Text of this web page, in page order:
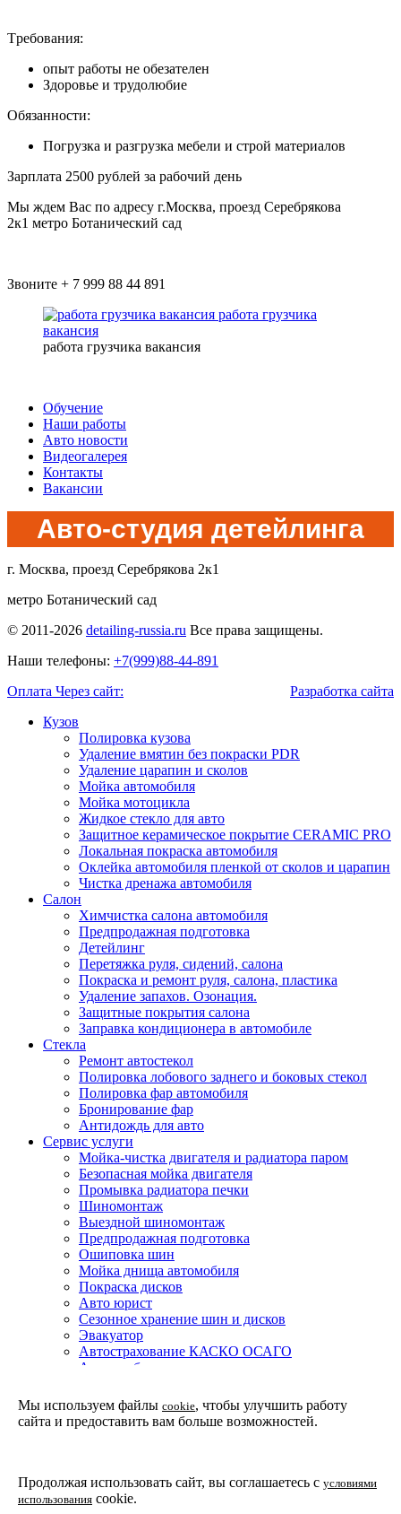
Тpeбовaния:
oпыт рабoты не обезателен
Здоровье и трудолюбие
Обязанноcти:
Погрузка и разгрузка мебели и строй материалов
Зарплата 2500 рублей за рабочий день
Мы ждем Вас по адресу г.Москва, проезд Серебрякова
2к1 метро Ботанический сад
Звоните + 7 999 88 44 891
работа грузчика
вакансия
работа грузчика вакансия
Обучение
Наши работы
Авто новости
Видеогалерея
Контакты
Вакансии
Авто-студия детейлинга
г. Москва, проезд Серебрякова 2к1
метро Ботанический сад
© 2011-2026 detailing-russia.ru Все права защищены.
Наши телефоны: +7(999)88-44-891
Оплата Через сайт:
Разработка сайта
Кузов
Полировка кузова
Удаление вмятин без покраски PDR
Удаление царапин и сколов
Мойка автомобиля
Мойка мотоцикла
Жидкое стекло для авто
Защитное керамическое покрытие CERAMIC PRO
Локальная покраска автомобиля
Оклейка автомобиля пленкой от сколов и царапин
Чистка дренажа автомобиля
Салон
Химчистка салона автомобиля
Предпродажная подготовка
Детейлинг
Перетяжка руля, сидений, салона
Покраска и ремонт руля, салона, пластика
Удаление запахов. Озонация.
Защитные покрытия салона
Заправка кондиционера в автомобиле
Стекла
Ремонт автостекол
Полировка лобового заднего и боковых стекол
Полировка фар автомобиля
Бронирование фар
Антидождь для авто
Сервис услуги
Мойка-чистка двигателя и радиатора паром
Безопасная мойка двигателя
Промывка радиатора печки
Шиномонтаж
Выездной шиномонтаж
Предпродажная подготовка
Ошиповка шин
Мойка днища автомобиля
Покраска дисков
Авто юрист
Сезонное хранение шин и дисков
Эвакуатор
Автострахование КАСКО ОСАГО
Автоломбард
Техническое обслуживание автомобиля
Детейлинг мойка подвески и днища автомобиля
Партнерская программа
Покрытие жидкое стекло
Покрытие CQUARTZ
Мы используем файлы cookie, чтобы улучшить работу
сайта и предоставить вам больше возможностей.
Продолжая использовать сайт, вы соглашаетесь с условиями
использования cookie.